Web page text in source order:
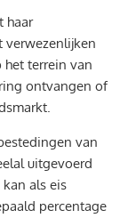
haar
verwezenlijken
terrein van
ontvangen of
van
uitgevoerd
als eis
percentage